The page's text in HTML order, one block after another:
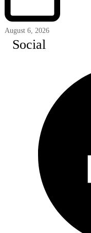
August 6, 2026
Social